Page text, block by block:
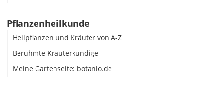
Pflanzenheilkunde
Heilpflanzen und Kräuter von A-Z
Berühmte Kräuterkundige
Meine Gartenseite: botanio.de